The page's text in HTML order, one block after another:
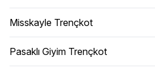
Misskayle Trençkot
Pasaklı Giyim Trençkot